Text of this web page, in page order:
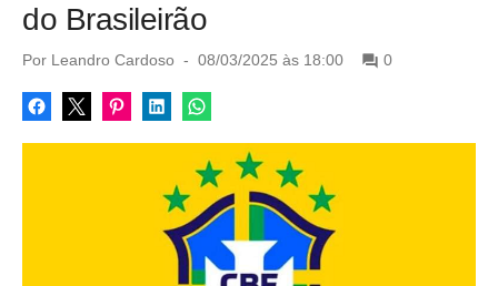
do Brasileirão
Por Leandro Cardoso
P
s
t
o
08/03/2025 às 18:00 0